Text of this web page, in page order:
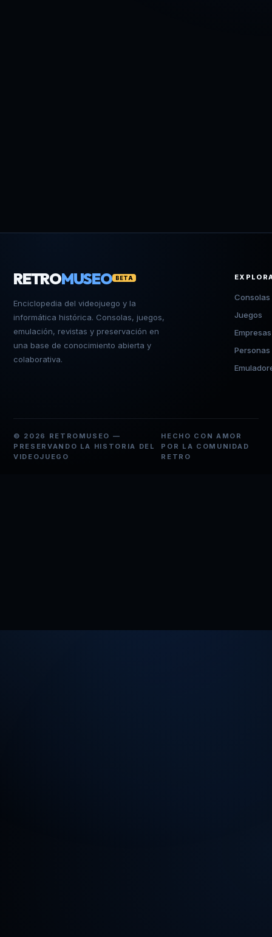
RETROMUSEO BETA
Enciclopedia del videojuego y la
informática histórica. Consolas, juegos,
emulación, revistas y preservación en
una base de conocimiento abierta y
colaborativa.
Consolas
Juegos
Empresas
Personas
© 2026 RETROMUSEO —
PRESERVANDO LA HISTORIA DEL
VIDEOJUEGO
HECHO CON AMOR
POR LA COMUNIDAD
RETRO